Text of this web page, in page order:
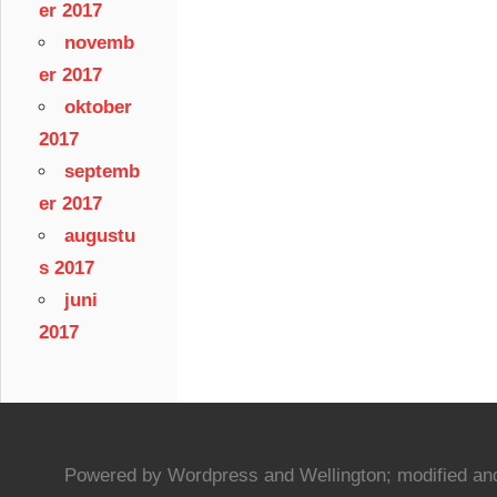
er 2017
novemb
er 2017
oktober
2017
septemb
er 2017
augustu
s 2017
juni
2017
Powered by Wordpress and Wellington; modified